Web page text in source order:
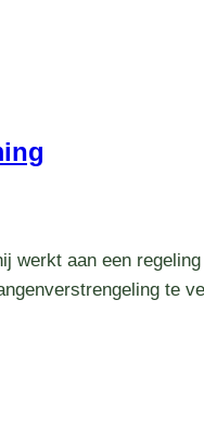
werkt aan een
te